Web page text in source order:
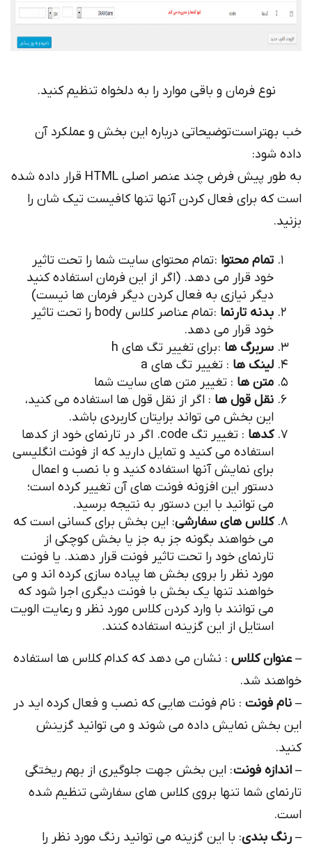
نوع فرمان و باقی موارد را به دلخواه تنظیم کنید.
خب بهتر است توضیحاتی درباره این بخش و عملکرد آن
داده شود:
به طور پیش فرض چند عنصر اصلی HTML قرار داده شده
است که برای فعال کردن آنها تنها کافیست تیک شان را
بزنید.
تمام محتوا : تمام محتوای سایت شما را تحت تاثیر
خود قرار می دهد. (اگر از این فرمان استفاده کنید
دیگر نیازی به فعال کردن دیگر فرمان ها نیست)
بدنه تارنما
: تمام عناصر کلاس body را تحت تاثیر
خود قرار می دهد.
سربرگ ها : برای تغییر تگ های h
لینک ها : تغییر تگ های a
متن ها : تغییر متن های سایت شما
نقل قول ها : اگر از نقل قول ها استفاده می کنید،
این بخش می تواند برایتان کاربردی باشد.
کدها
: تغییر تگ code. اگر در تارنمای خود از کدها
استفاده می کنید و تمایل دارید که از فونت انگلیسی
برای نمایش آنها استفاده کنید و با نصب و اعمال
دستور این افزونه فونت های آن تغییر کرده است؛
می توانید با این دستور به نتیجه برسید.
کلاس های سفارشی: این بخش برای کسانی است که
می خواهند بگونه جز به جز یا بخش کوچکی از
تارنمای خود را تحت تاثیر فونت قرار دهند. یا فونت
مورد نظر را بروی بخش ها پیاده سازی کرده اند و می
خواهند تنها یک بخش با فونت دیگری اجرا شود که
می توانند با وارد کردن کلاس مورد نظر و رعایت الویت
استایل از این گزینه استفاده کنند.
– عنوان کلاس : نشان می دهد که کدام کلاس ها استفاده
خواهند شد.
– نام فونت : نام فونت هایی که نصب و فعال کرده اید در
این بخش نمایش داده می شوند و می توانید گزینش
کنید.
– اندازه فونت: این بخش جهت جلوگیری از بهم ریختگی
تارنمای شما تنها بروی کلاس های سفارشی تنظیم شده
است.
– رنگ بندی: با این گزینه می توانید رنگ مورد نظر را